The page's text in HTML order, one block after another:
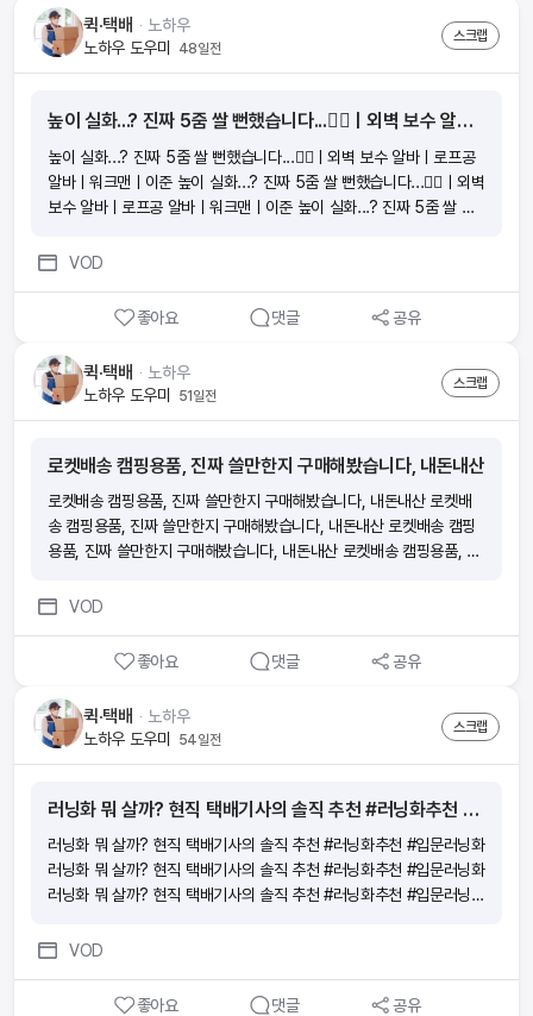
퀵·택배 ᆞ 노하우
노하우 도우미
48일전
스크랩
높이 실화...? 진짜 5줌 쌀 뻔했습니다...😵‍💫ㅣ외벽 보수 알바ㅣ로프공 알바ㅣ워크맨ㅣ이준
높이 실화...? 진짜 5줌 쌀 뻔했습니다...😵‍💫ㅣ외벽 보수 알바ㅣ로프공
알바ㅣ워크맨ㅣ이준 높이 실화...? 진짜 5줌 쌀 뻔했습니다...😵‍💫ㅣ외벽
보수 알바ㅣ로프공 알바ㅣ워크맨ㅣ이준 높이 실화...? 진짜 5줌 쌀 뻔
화...? 진짜 5줌 쌀 뻔했습니다...😵‍💫ㅣ외벽 보수 알바ㅣ로프공 알바ㅣ
VOD
좋아요 댓글 공유
퀵·택배 ᆞ 노하우
노하우 도우미
51일전
스크랩
로켓배송 캠핑용품, 진짜 쓸만한지 구매해봤습니다, 내돈내산
로켓배송 캠핑용품, 진짜 쓸만한지 구매해봤습니다, 내돈내산 로켓배
송 캠핑용품, 진짜 쓸만한지 구매해봤습니다, 내돈내산 로켓배송 캠핑
용품, 진짜 쓸만한지 구매해봤습니다, 내돈내산 로켓배송 캠핑용품, 진
VOD
좋아요 댓글 공유
퀵·택배 ᆞ 노하우
노하우 도우미
54일전
스크랩
러닝화 뭐 살까? 현직 택배기사의 솔직 추천 #러닝화추천 #입문러닝화
러닝화 뭐 살까? 현직 택배기사의 솔직 추천 #러닝화추천 #입문러닝화
러닝화 뭐 살까? 현직 택배기사의 솔직 추천 #러닝화추천 #입문러닝화
러닝화 뭐 살까? 현직 택배기사의 솔직 추천 #러닝화추천 #입문러닝화
VOD
좋아요 댓글 공유